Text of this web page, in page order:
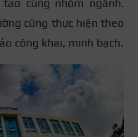
cùng nhóm ngành.
cũng thực hiện theo
công khai, minh bạch.